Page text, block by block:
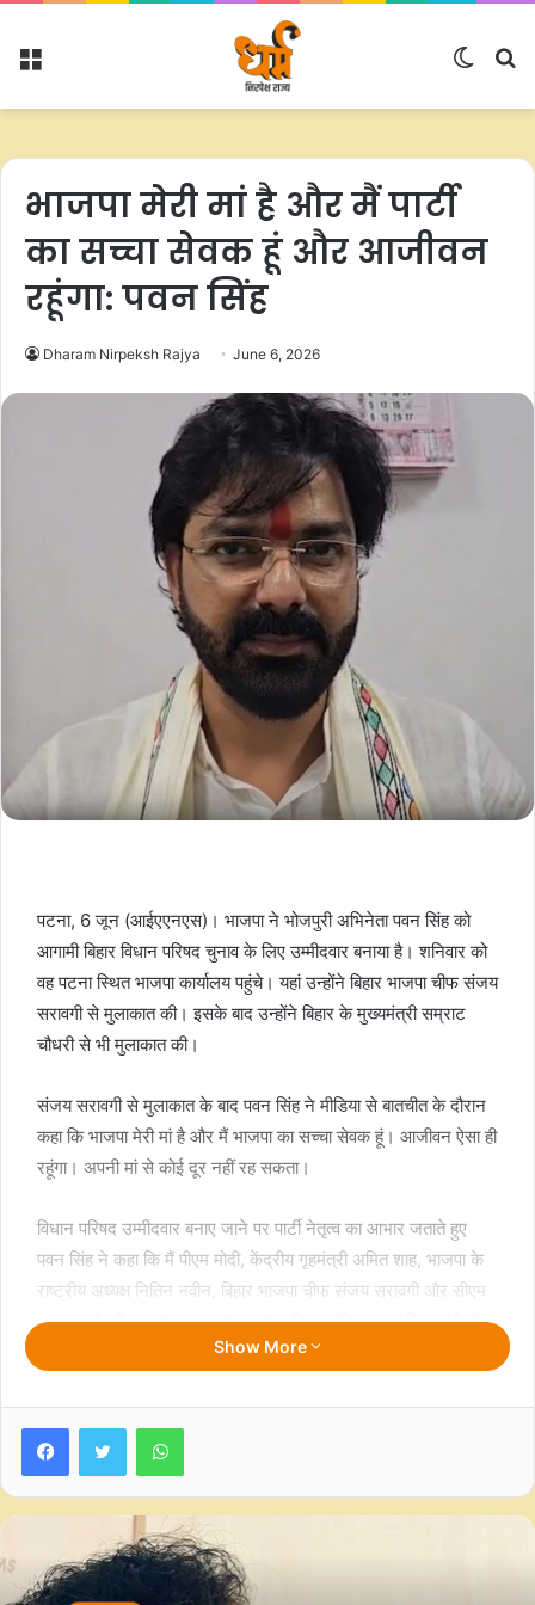
Menu
Switch
भाजपा मेरी मां है और मैं पार्टी
का सच्चा सेवक हूं और आजीवन
रहूंगा: पवन सिंह
Dharam Nirpeksh Rajya June 6, 2026
पटना, 6 जून (आईएएनएस)। भाजपा ने भोजपुरी अभिनेता पवन सिंह को
आगामी बिहार विधान परिषद चुनाव के लिए उम्मीदवार बनाया है। शनिवार को
वह पटना स्थित भाजपा कार्यालय पहुंचे। यहां उन्होंने बिहार भाजपा चीफ संजय
सरावगी से मुलाकात की। इसके बाद उन्होंने बिहार के मुख्यमंत्री सम्राट
चौधरी से भी मुलाकात की।
संजय सरावगी से मुलाकात के बाद पवन सिंह ने मीडिया से बातचीत के दौरान
कहा कि भाजपा मेरी मां है और मैं भाजपा का सच्चा सेवक हूं। आजीवन ऐसा ही
रहूंगा। अपनी मां से कोई दूर नहीं रह सकता।
विधान परिषद उम्मीदवार बनाए जाने पर पार्टी नेतृत्व का आभार जताते हुए
पवन सिंह ने कहा कि मैं पीएम मोदी, केंद्रीय गृहमंत्री अमित शाह, भाजपा के
राष्ट्रीय अध्यक्ष नितिन नवीन, बिहार भाजपा चीफ संजय सरावगी और सीएम
सम्राट चौधरी का आभार जताना चाहता हूं कि उन्होंने मुझे यह जिम्मेदारी दी
पवन सिंह ने स्पष्ट कहा कि वे केवल सेवा करना चाहते हैं और पूरी ईमानदारी व
निष्ठा के साथ पार्टी परिवार तथा बिहार की जनता की सेवा में जुटे रहेंगे।
पटना में आईएएनएस से बात करते हुए पवन सिंह ने कहा कि मैं अपने बिहार
की जनता को दिल से नमन करता हूं और वादा करता हूं कि मुझे सौंपी गई
जिम्मेदारी को पूरी ईमानदारी से निभाऊंगा। यह मेरा वादा है।
Show More
FacebookTwitter WhatsApp